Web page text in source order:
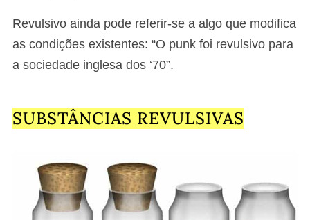
Revulsivo ainda pode referir-se a algo que modifica
as condições existentes: “O punk foi revulsivo para
a sociedade inglesa dos ‘70”.
SUBSTÂNCIAS REVULSIVAS